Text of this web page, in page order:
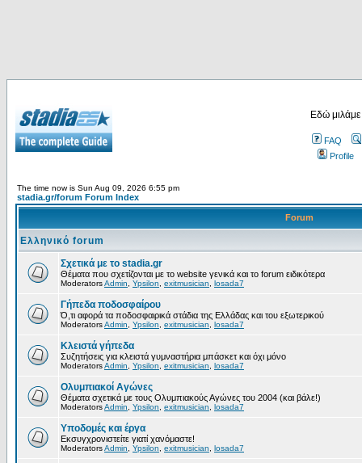
Εδώ
FAQ
Profile
The time now is Sun Aug 09, 2026 6:55 pm
stadia.gr/forum Forum Index
Forum
Ελληνικό forum
Σχετικά με το stadia.gr
Θέματα που σχετίζονται με το website γενικά και το forum ειδικότερα
ModeratorsAdmin Ypsilon exitmusician losada7
Γήπεδα ποδοσφαίρου
Ό,τι αφορά τα ποδοσφαιρικά στάδια της Ελλάδας και του εξωτερικού
ModeratorsAdmin Ypsilon exitmusician losada7
Κλειστά γήπεδα
Συζητήσεις για κλειστά γυμναστήρια μπάσκετ και όχι μόνο
ModeratorsAdmin Ypsilon exitmusician losada7
Ολυμπιακοί Αγώνες
Θέματα σχετικά με τους Ολυμπιακούς Αγώνες του 2004 (και βάλε!)
ModeratorsAdmin Ypsilon exitmusician losada7
Υποδομές και έργα
Εκσυγχρονιστείτε γιατί χανόμαστε!
ModeratorsAdmin Ypsilon exitmusician losada7